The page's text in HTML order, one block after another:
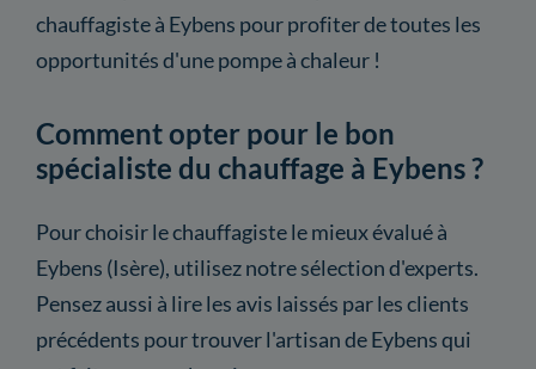
chauffagiste à Eybens pour profiter de toutes les
opportunités d'une pompe à chaleur !
Comment opter pour le bon
spécialiste du chauffage à Eybens ?
Pour choisir le chauffagiste le mieux évalué à
Eybens (Isère), utilisez notre sélection d'experts.
Pensez aussi à lire les avis laissés par les clients
précédents pour trouver l'artisan de Eybens qui